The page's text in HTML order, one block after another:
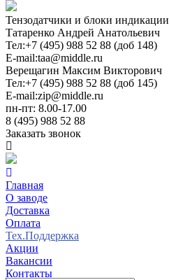
Тензодатчики и блоки индикации
Татаренко Андрей Анатольевич
Тел:+7 (495) 988 52 88 (доб 148)
E-mail:taa@middle.ru
Верещагин Максим Викторович
Тел:+7 (495) 988 52 88 (доб 145)
E-mail:zip@middle.ru
пн-пт: 8.00-17.00
8 (495) 988 52 88
Заказать звонок
Главная
О заводе
Доставка
Оплата
Тех.Поддержка
Акции
Вакансии
Контакты